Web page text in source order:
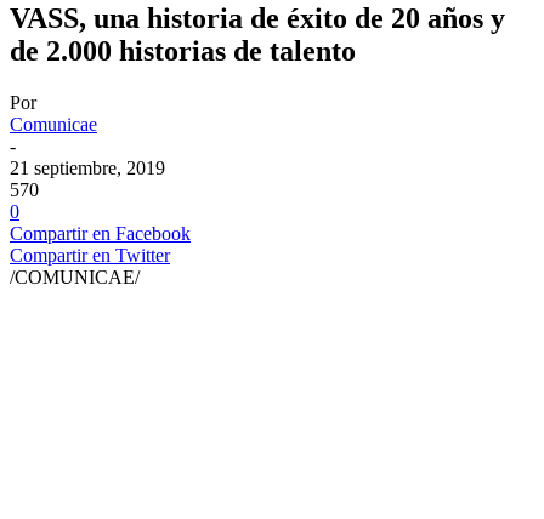
VASS, una historia de éxito de 20 años y
de 2.000 historias de talento
Por
Comunicae
-
21 septiembre, 2019
570
0
Compartir en Facebook
Compartir en Twitter
/COMUNICAE/